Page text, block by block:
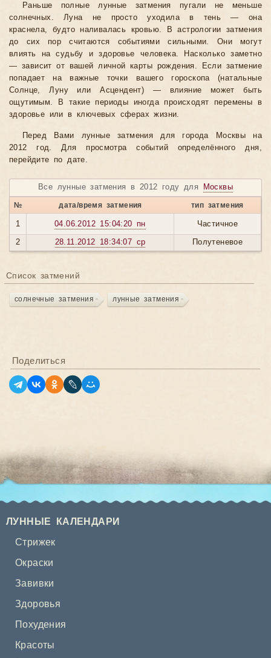
Раньше полные лунные затмения пугали не меньше
солнечных. Луна не просто уходила в тень — она
краснела, будто наливалась кровью. В астрологии затмения
до сих пор считаются событиями сильными. Они могут
влиять на судьбу и здоровье человека. Насколько заметно
— зависит от вашей личной карты рождения. Если затмение
попадает на важные точки вашего гороскопа (натальные
Солнце, Луну или Асцендент) — влияние может быть
ощутимым. В такие периоды иногда происходят перемены в
здоровье или в ключевых сферах жизни.
Перед Вами лунные затмения для города Москвы на
2012 год. Для просмотра событий определённого дня,
перейдите по дате.
Все лунные затмения в 2012 году для Москвы
№ дата/время затмения тип затмения
1 04.06.2012 15:04:20 пн
Частичное
2
28.11.2012 18:34:07 ср Полутеневое
Список затмений
солнечные затмения лунные затмения
Поделиться
ЛУННЫЕ КАЛЕНДАРИ
Стрижек
Окраски
Завивки
Здоровья
Похудения
Красоты